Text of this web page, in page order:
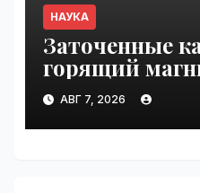
НАУКА
Заточенные
горящий
серебра |
АВГ 7, 2026